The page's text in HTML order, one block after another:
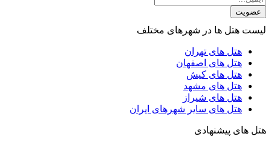
عضویت
لیست هتل ها در شهرهای مختلف
هتل های تهران
هتل های اصفهان
هتل های کیش
هتل های مشهد
هتل های شیراز
هتل های سایر شهرهای ایران
هتل های پیشنهادی